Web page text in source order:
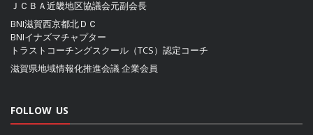
ＪＣＢＡ近畿地区協議会元副会長
BNI滋賀西京都北ＤＣ
BNIイナズマチャプター
トラストコーチングスクール（TCS）認定コーチ
滋賀県地域情報化推進会議企業会員
FOLLOW US